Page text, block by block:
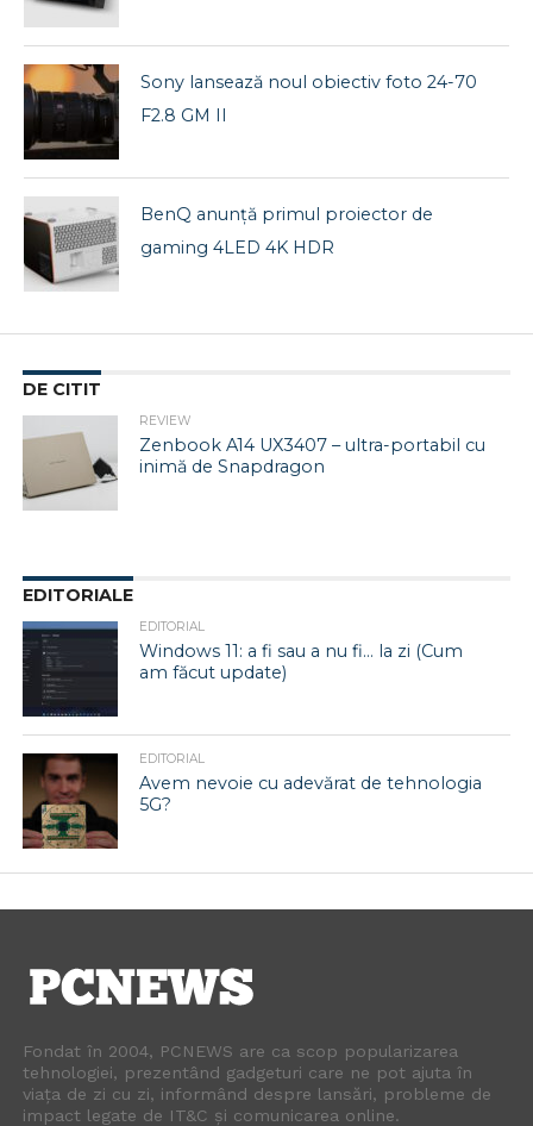
Sony lansează noul obiectiv foto 24-70
F2.8 GM II
BenQ anunță primul proiector de
gaming 4LED 4K HDR
DE CITIT
REVIEW
Zenbook A14 UX3407 – ultra-portabil cu
inimă de Snapdragon
EDITORIALE
EDITORIAL
Windows 11: a fi sau a nu fi… la zi (Cum
am făcut update)
EDITORIAL
Avem nevoie cu adevărat de tehnologia
5G?
Fondat în 2004, PCNEWS are ca scop popularizarea
tehnologiei, prezentând gadgeturi care ne pot ajuta în
viața de zi cu zi, informând despre lansări, probleme de
impact legate de IT&C și comunicarea online.